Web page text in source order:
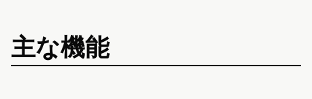
主な機能